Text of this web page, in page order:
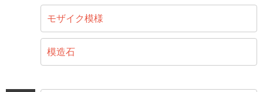
モザイク模様
模造石